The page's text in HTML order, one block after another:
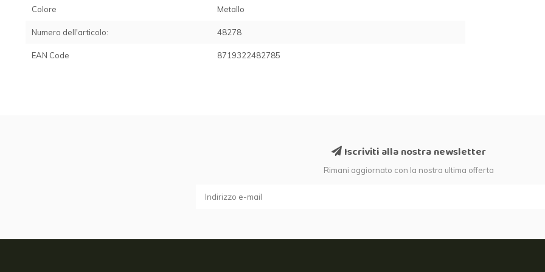
Colore Metallo
Numero dell'articolo: 48278
EAN Code 8719322482785
Iscriviti alla nostra newsletter
Rimani aggiornato con la nostra ultima offerta